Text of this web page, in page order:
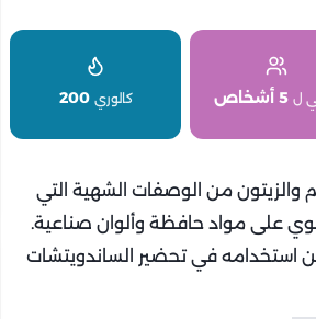
ل 5 أشخاص كالوري 200
والزيتون من الوصفات الشهية التي
على مواد حافظة وألوان صناعية.
استخدامه في تحضير الساندويتشات